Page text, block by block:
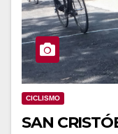
CICLISMO
SAN